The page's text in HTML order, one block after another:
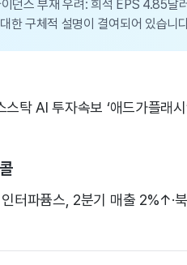
던스 부재 우려: 희석 EPS 4.85달
한 구체적 설명이 결여되어 있습니
탁 AI 투자속보 ‘애드가플래
터파퓸스, 2분기 매출 2%↑·